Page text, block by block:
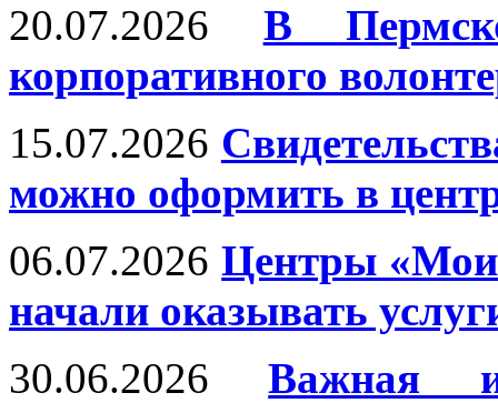
20.07.2026
В
корпоративного
15.07.2026
можно оформить в
06.07.2026 Центры «Мои
начали оказывать
30.06.2026
Важная